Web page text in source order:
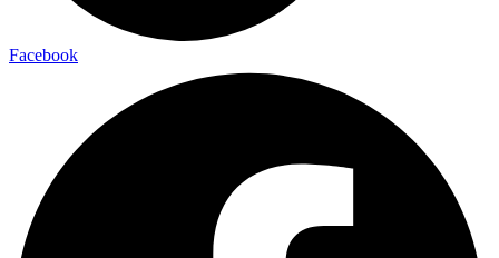
Facebook